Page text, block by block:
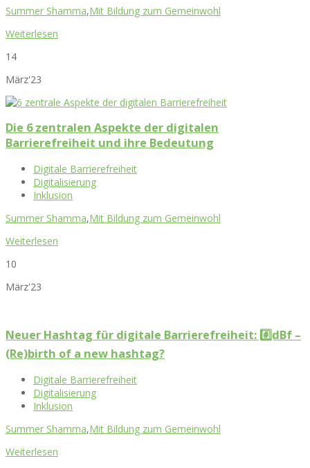
Summer Shamma,Mit Bildung zum Gemeinwohl
Weiterlesen
14
März'23
Die 6 zentralen Aspekte der digitalen
Barrierefreiheit und ihre Bedeutung
Digitale Barrierefreiheit
Digitalisierung
Inklusion
Summer Shamma,Mit Bildung zum Gemeinwohl
Weiterlesen
10
März'23
Neuer Hashtag für digitale Barrierefreiheit: #️⃣dBf –
(Re)birth of a new hashtag?
Digitale Barrierefreiheit
Digitalisierung
Inklusion
Summer Shamma,Mit Bildung zum Gemeinwohl
Weiterlesen